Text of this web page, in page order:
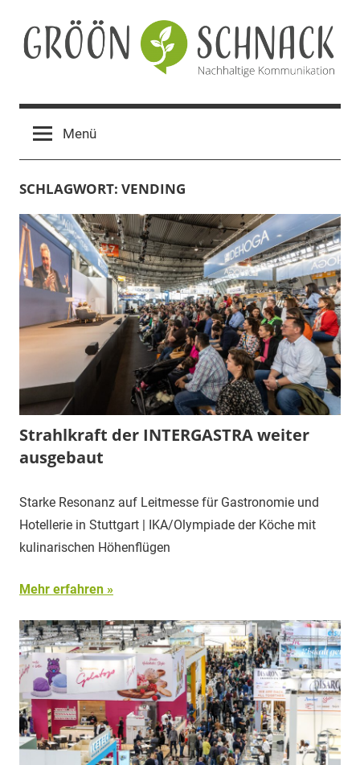
Inhalt
springen
Gröön
Schnack
Menü
SCHLAGWORT: VENDING
Strahlkraft der INTERGASTRA weiter
ausgebaut
Starke Resonanz auf Leitmesse für Gastronomie und
Hotellerie in Stuttgart | IKA/Olympiade der Köche mit
kulinarischen Höhenflügen
Mehr erfahren